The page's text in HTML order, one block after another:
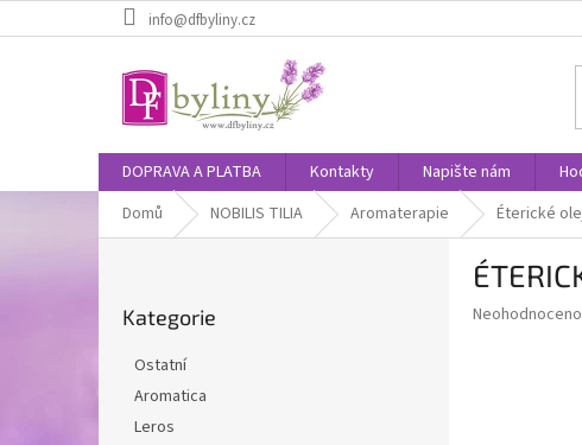
na
info@dfbyliny.cz
DOPRAVA A PLATBA Kontakty Napište nám
Domů
NOBILIS TILIA Aromaterapie Éterické
kategorie
Kategorie
Ostatní
Aromatica
Leros
Průměrné
Neohodnoceno